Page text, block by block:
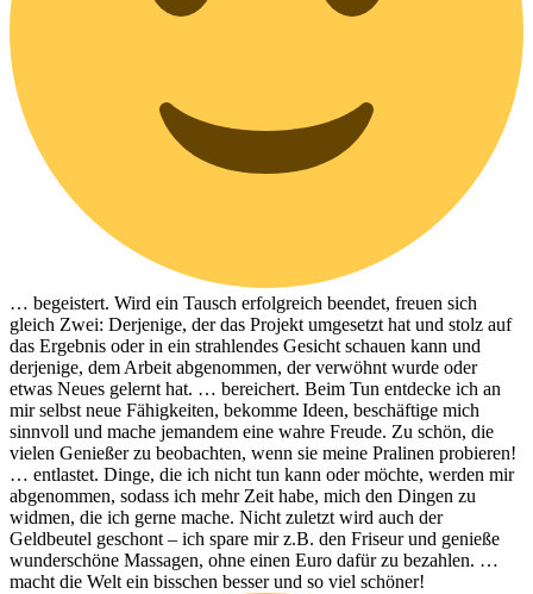
… begeistert. Wird ein Tausch erfolgreich beendet, freuen sich
gleich Zwei: Derjenige, der das Projekt umgesetzt hat und stolz auf
das Ergebnis oder in ein strahlendes Gesicht schauen kann und
derjenige, dem Arbeit abgenommen, der verwöhnt wurde oder
etwas Neues gelernt hat. … bereichert. Beim Tun entdecke ich an
mir selbst neue Fähigkeiten, bekomme Ideen, beschäftige mich
sinnvoll und mache jemandem eine wahre Freude. Zu schön, die
vielen Genießer zu beobachten, wenn sie meine Pralinen probieren!
… entlastet. Dinge, die ich nicht tun kann oder möchte, werden mir
abgenommen, sodass ich mehr Zeit habe, mich den Dingen zu
widmen, die ich gerne mache. Nicht zuletzt wird auch der
Geldbeutel geschont – ich spare mir z.B. den Friseur und genieße
wunderschöne Massagen, ohne einen Euro dafür zu bezahlen. …
macht die Welt ein bisschen besser und so viel schöner!